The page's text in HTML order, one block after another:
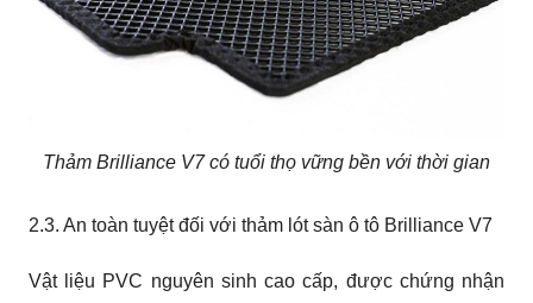
Thảm Brilliance V7 có tuổi thọ vững bền với thời gian
2.3. An toàn tuyệt đối với thảm lót sàn ô tô Brilliance V7
Vật liệu PVC nguyên sinh cao cấp, được chứng nhận